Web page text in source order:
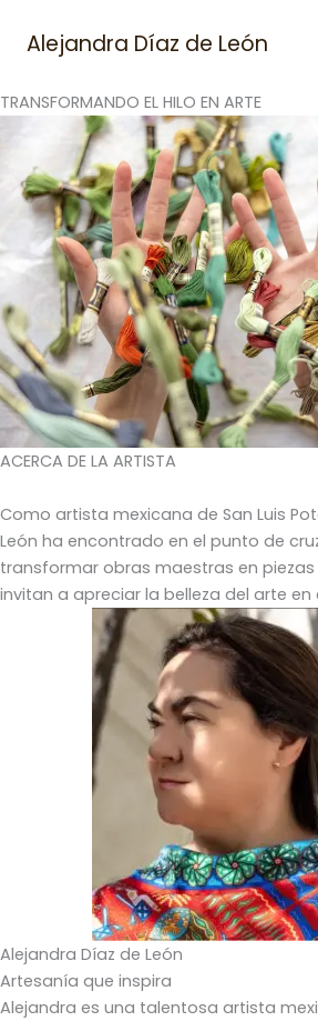
Alejandra Díaz de León
TRANSFORMANDO EL HILO EN ARTE
ACERCA DE LA ARTISTA
Como artista mexicana de San Luis
León ha encontrado en el punto de
transformar obras maestras en
invitan a apreciar la belleza del arte
Alejandra Díaz de León
Artesanía que inspira
Alejandra es una talentosa artista